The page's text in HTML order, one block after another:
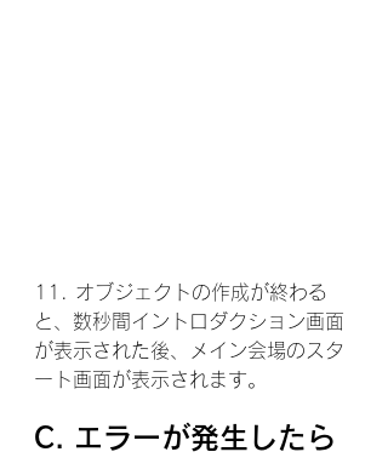
11. オブジェクトの作成が終わる
と、数秒間イントロダクション画面
が表示された後、メイン会場のスタ
ート画面が表示されます。
C. エラーが発生したら